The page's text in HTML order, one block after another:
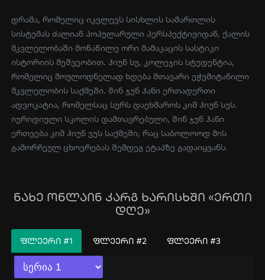
დრამა, რომელიც იკვლევს სისხლის სამართლის
სისტემას ძალიან პოპულარული პერსპექტივიდან, ქალის
მკვლელობაში მონაწილე ორი მამაკაცის სასტიკი
ისტორიის მეშვეობით. ჰიუნ სუ, კოლეჯის სტუდენტია,
რომელიც მოულოდნელად ხდება მთავარი ეჭვმიტანილი
მკვლელობის საქმეში. შინ ჯუნ ჰანი ერთადერთი
ადვოკატია, რომელსაც სურს დაეხმაროს კიმ ჰიუნ სუს.
იურიდიული სკოლის დამთავრებული, შინ ჯუნ ჰანი
ერთვება კიმ ჰიუნ ვუს საქმეში, რაც საბოლოოდ მის
გამორჩეულ ცხოვრებას შემდეგ ეტაპზე გადაიყვანს.
ნახე ონლაინ კარგ ხარისხში «ერთი
დღე»
ᲤᲚᲔᲔᲠᲘ #1 ᲤᲚᲔᲔᲠᲘ #2 ᲤᲚᲔᲔᲠᲘ #3